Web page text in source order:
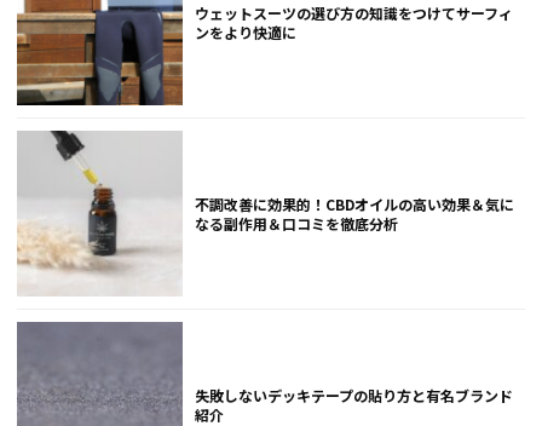
ウェットスーツの選び方の知識をつけてサーフィ
ンをより快適に
不調改善に効果的！CBDオイルの高い効果＆気に
なる副作用＆口コミを徹底分析
失敗しないデッキテープの貼り方と有名ブランド
紹介